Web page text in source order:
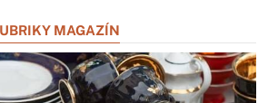
MAGAZÍN